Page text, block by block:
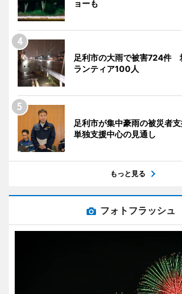
ョーも
足利市の大雨で被害724件
ランティア100人
足利市が集中豪雨の被災者
単独支援中心の見通し
もっと見る
フォトフラッシュ